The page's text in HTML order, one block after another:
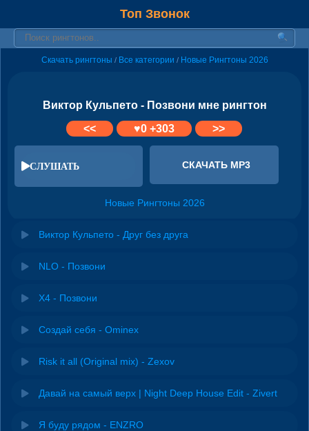
Топ Звонок
Скачать рингтоны / Все категории / Новые Рингтоны 2026
Виктор Кульпето - Позвони мне рингтон
<<
♥0+303 >>
СЛУШАТЬ СКАЧАТЬ MP3
Новые Рингтоны 2026
Виктор Кульпето - Друг без друга
NLO - Позвони
X4 - Позвони
Создай себя - Ominex
Risk it all (Original mix) - Zexov
Давай на самый верх | Night Deep House Edit - Zivert
Я буду рядом - ENZRO